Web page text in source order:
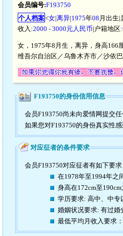
会员编号:F193750
个人档案<女|离异|1975年08 月出生|
收入:2000 - 3000元人民币|户籍地区:
女，1975年8月生，离异，身高166
维吾尔自治区／乌鲁木齐市／沙依
F193750的身份信用信息
会员F193750尚未向爱情网提交
如果您对F193750的身份真实性
对应征者的条件要求
会员F193750对应征者有如下要求
在1978年至1994年之
身高在172cm至190cm
学历要求: 高中、中专
婚姻状况要求: 有过婚
最低平均月收入要求